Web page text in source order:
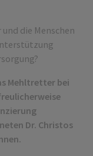
die Menschen
Mehltretter bei
Dr. Christos